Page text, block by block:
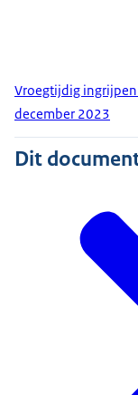
Vroegtijdig
december 2023
Dit